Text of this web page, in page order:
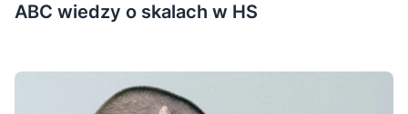
ABC wiedzy o skalach w HS